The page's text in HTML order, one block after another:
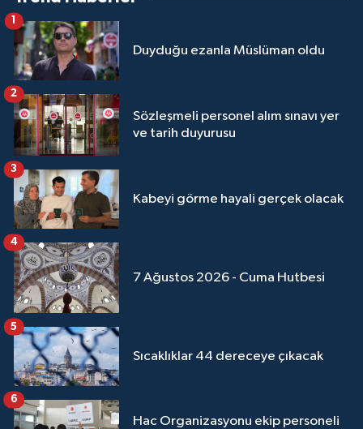
Duyduğu ezanla Müslüman oldu
1
Sözleşmeli personel alım sınavı yer
ve tarih duyurusu
2
Kabeyi görme hayali gerçek olacak
3
7 Ağustos 2026 - Cuma Hutbesi
4
Sıcaklıklar 44 dereceye çıkacak
5
Hac Organizasyonu ekip personeli
6
Rize Müftülüğü
Sakarya Müftülüğü
Samsun Müftülüğü
Siirt Müftülüğü
Sinop Müftülüğü
Sivas Müftülüğü
Şanlıurfa Müftülüğü
Şırnak Müftülüğü
Tekirdağ Müftülüğü
Tokat Müftülüğü